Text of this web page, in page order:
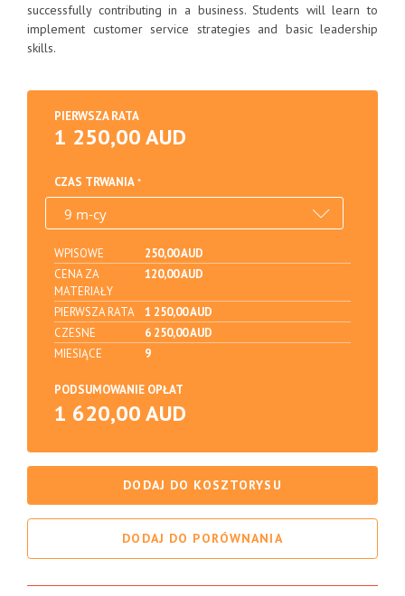
Visas & Legal Stay
successfully contributing in a business. Students will learn to
implement customer service strategies and basic leadership
skills.
PIERWSZA RATA
1 250,00 AUD
CZAS TRWANIA
WPISOWE
250,00 AUD
CENA ZA
MATERIAŁY
120,00 AUD
PIERWSZA RATA
1 250,00 AUD
CZESNE
6 250,00 AUD
MIESIĄCE
9
PODSUMOWANIE OPŁAT
1 620,00 AUD
DODAJ DO KOSZTORYSU
DODAJ DO PORÓWNANIA